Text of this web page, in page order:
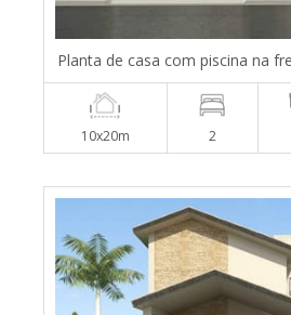
Planta de casa com piscina na
10x20m 2